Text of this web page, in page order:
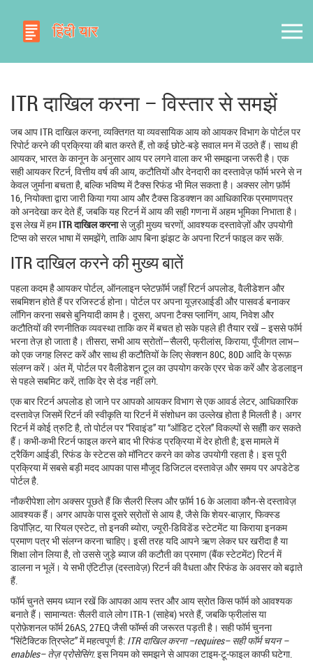
ITR दाखिल करना – विस्तार से समझें
जब आप ITR दाखिल करना, व्यक्तिगत या व्यवसायिक आय को आयकर विभाग के पोर्टल पर
रिपोर्ट करने की प्रक्रियाकी बात करते हैं, तो कई छोटे‑बड़े सवाल मन में उठते हैं। साथ ही
आयकर, भारत के कानून के अनुसार आय पर लगने वाला करभी समझना जरूरी है। एक
सहीआयकर रिटर्न वित्तीय वर्ष की आय, कटौतियों और देनदारी का दस्तावेज़फॉर्म भरने से न
केवल जुर्माना बचता है, बल्कि भविष्य में टैक्स रिफंड भी मिल सकता है। अक्सर लोगफ़ॉर्म
16 नियोक्ता द्वारा जारी किया गया आय और टैक्स डिडक्शन का आधिकारिक प्रमाणपत्र
को अनदेखा कर देते हैं, जबकि यह रिटर्न में आय की सही गणना में अहम भूमिका निभाता है।
इस लेख में हमITR दाखिल करनासे जुड़ी मुख्य चरणों, आवश्यक दस्तावेज़ों और उपयोगी
टिप्स को सरल भाषा में समझेंगे, ताकि आप बिना झंझट के अपना रिटर्न फाइल कर सकें.
ITR दाखिल करने की मुख्य बातें
पहला कदम हैआयकर पोर्टल, ऑनलाइन प्लेटफ़ॉर्म जहाँ रिटर्न अपलोड, वैलीडेशन और
सबमिशन होते हैंपर रजिस्टर्ड होना। पोर्टल पर अपना यूज़रआईडी और पासवर्ड बनाकर
लॉगिन करना सबसे बुनियादी काम है। दूसरा, अपनाटैक्स प्लानिंग, आय, निवेश और
कटौतियों की रणनीतिक व्यवस्था ताकि कर में बचत हो सकेपहले ही तैयार रखें – इससे फॉर्म
भरना तेज़ हो जाता है। तीसरा, सभी आय स्रोतों—सैलरी, फ्रीलांस, किराया, पूँजीगत लाभ—
को एक जगह लिस्ट करें और साथ ही कटौतियों के लिए सेक्शन 80C, 80D आदि के प्रूफ़
संलग्न करें। अंत में, पोर्टल पर वैलीडेशन टूल का उपयोग करके एरर चेक करें और डेडलाइन
से पहले सबमिट करें, ताकि देर से दंड नहीं लगे.
एक बार रिटर्न अपलोड हो जाने पर आपको आयकर विभाग से एकआवर्ड लेटर, आधिकारिक
दस्तावेज़ जिसमें रिटर्न की स्वीकृति या रिटर्न में संशोधन का उल्लेख होता हैमिलती है। अगर
रिटर्न में कोई त्रुटि है, तो पोर्टल पर “रिवाइंड” या “ऑडिट ट्रेल” विकल्पों से सहीी कर सकते
हैं। कभी‑कभी रिटर्न फाइल करने बाद भी रिफंड प्रक्रिया में देर होती है; इस मामले में
ट्रैकिंग आईडी, रिफंड के स्टेटस को मॉनिटर करने का कोडउपयोगी रहता है। इस पूरी
प्रक्रिया में सबसे बड़ी मदद आपका पास मौजूद डिजिटल दस्तावेज़ और समय पर अपडेटेड
पोर्टल है.
नौकरीपेशा लोग अक्सर पूछते हैं कि सैलरी स्लिप और फ़ॉर्म 16 के अलावा कौन‑से दस्तावेज़
आवश्यक हैं। अगर आपके पास दूसरे स्रोतों से आय है, जैसे कि शेयर‑बाज़ार, फिक्स्ड
डिपॉज़िट, या रियल एस्टेट, तो इनकी ब्योरा, ज्यूरी‑डिविडेंड स्टेटमेंट या किराया इनकम
प्रमाण पत्र भी संलग्न करना चाहिए। इसी तरह यदि आपने ऋण लेकर घर खरीदा है या
शिक्षा लोन लिया है, तो उससे जुड़े ब्याज की कटौती का प्रमाण (बैंक स्टेटमेंट) रिटर्न में
डालना न भूलें। ये सभी एंटिटीज़ (दस्तावेज़) रिटर्न की वैधता और रिफंड के अवसर को बढ़ाते
हैं.
फॉर्म चुनते समय ध्यान रखें कि आपका आय स्तर और आय स्रोत किस फॉर्म को आवश्यक
बनाते हैं। सामान्यतः सैलरी वाले लोग ITR‑1 (साहेब) भरते हैं, जबकि फ्रीलांस या
प्रोफ़ेशनल फॉर्म 26AS, 27EQ जैसी फॉर्म्स की जरूरत पड़ती है। सही फॉर्म चुनना
“सिंटैक्टिक त्रिप्लेट” में महत्वपूर्ण है: ITR दाखिल करना –requires– सही फॉर्म चयन –
enables– तेज़ प्रोसेसिंग. इस नियम को समझने से आपका टाइम‑टू‑फाइल काफी घटेगा.